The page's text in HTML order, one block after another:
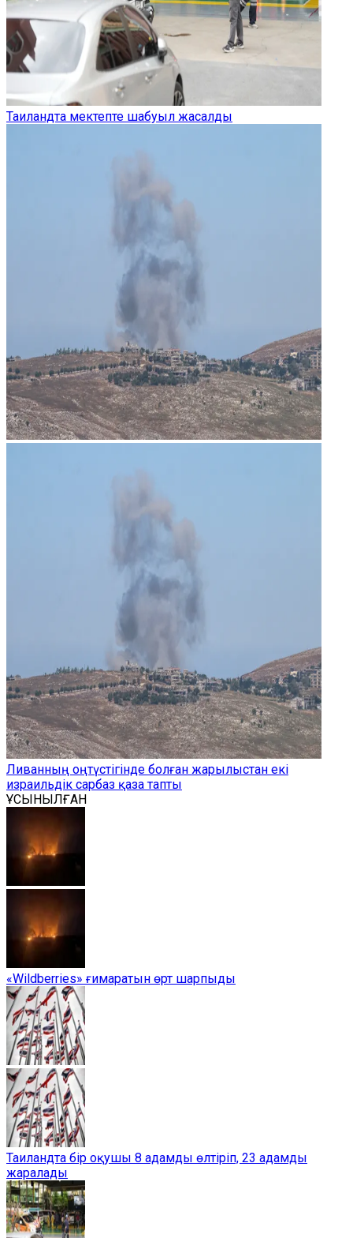
Таиландта мектепте шабуыл жасалды
Ливанның оңтүстігінде болған жарылыстан екі
израильдік сарбаз қаза тапты
ҰСЫНЫЛҒАН
«Wildberries» ғимаратын өрт шарпыды
Таиландта бір оқушы 8 адамды өлтіріп, 23 адамды
жаралады